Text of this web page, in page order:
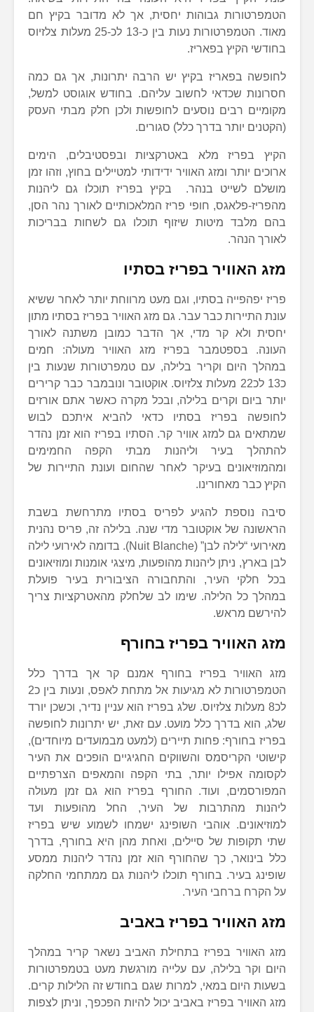
הטמפרטורות גבוהות יחסית, אך לא מדובר בקיץ חם
מאוד. הטמפרטורות נעות בין כ-13 לכ-25 מעלות צלזיוס
בחודשי הקיץ בפאריז.
לחופשה בפאריז בקיץ יש הרבה יתרונות, אך גם כמה
חסרונות שכדאי לחשוב עליהם. בחודש אוגוסט למשל,
מקומיים רבים נוסעים לחופשות ולכן חלק מבתי העסק
(הקטנים יותר בדרך כלל) סגורים.
הקיץ בפריז מלא באטרקציות ובפסטיבלים, הימים
ארוכים יותר ומזג האוויר ידידותי למטיילים בחוץ, וזהו זמן
מושלם לשייט בנהר. בקיץ בפריז תוכלו גם ליהנות
מהפריז-פלאגס, חופי פריז המלאכותיים לאורך נהר הסן,
בהם מלבד מיטות שיזוף תוכלו גם לשחות בבריכות
לאורך הנהר.
מזג האוויר בפריז בסתיו
פריז יפהפייה בסתיו, וגם מעט מרווחת יותר לאחר ששיא
עונת התיירות כבר עבר. גם מזג האוויר בפריז בסתיו מתון
יחסית ולא קר מדי, אך הדבר כמובן משתנה לאורך
העונה. בספטמבר בפריז מזג האוויר מעולה: חמים
במהלך היום וקריר בלילה, עם טמפרטורות שנעות בין
כ13 לכ22 מעלות צלזיוס. אוקטובר ונובמבר כבר קרירים
יותר ביום וקרים בלילה, ובכל מקרה כאשר אתם אורזים
לחופשה בפריז בסתיו כדאי להביא איתכם לבוש
שמתאים גם למזג אוויר קר. הסתיו בפריז הוא זמן נהדר
להתהלך בעיר וליהנות מבתי הקפה החמימים
ומהמוזיאונים בעיקר לאחר שהחום ועונת התיירות של
הקיץ כבר מאחורינו.
סיבה נוספת להגיע לפריס בסתיו מתרחשת בשבת
הראשונה של אוקטובר מדי שנה. בלילה זה, פריס נהנית
מאירועי “לילה לבן” (Nuit Blanche). בדומה לאירועי לילה
לבן בארץ, ניתן ליהנות מהופעות, מיצגי אומנות ומוזיאונים
בכל חלקי העיר, והתחבורה הציבורית בעיר פועלת
במהלך כל הלילה. שימו לב שלחלק מהאטרקציות צריך
להירשם מראש.
מזג האוויר בפריז בחורף
מזג האוויר בפריז בחורף אמנם קר אך בדרך כלל
הטמפרטורות לא מגיעות אל מתחת לאפס, ונעות בין כ2
לכ8 מעלות צלזיוס. שלג בפריז הוא עניין נדיר, וכשכן יורד
שלג, הוא בדרך כלל מועט. עם זאת, יש יתרונות לחופשה
בפריז בחורף: פחות תיירים (למעט מבמועדים מיוחדים),
קישוטי הקריסמס והשווקים החגיגיים הופכים את העיר
לקסומה אפילו יותר, בתי הקפה והמאפים הצרפתיים
המפורסמים, ועוד. החורף בפריז הוא גם זמן מעולה
ליהנות מהתרבות של העיר, החל מהופעות ועד
למוזיאונים. אוהבי השופינג ישמחו לשמוע שיש בפריז
שתי תקופות של סיילים, ואחת מהן היא בחורף, בדרך
כלל בינואר, כך שהחורף הוא זמן נהדר ליהנות ממסע
שופינג בעיר. בחורף תוכלו ליהנות גם ממתחמי החלקה
על הקרח ברחבי העיר.
מזג האוויר בפריז באביב
מזג האוויר בפריז בתחילת האביב נשאר קריר במהלך
היום וקר בלילה, עם עלייה מורגשת מעט בטמפרטורות
בשעות היום במאי, למרות שגם בחודש זה הלילות קרים.
מזג האוויר בפריז באביב יכול להיות הפכפך, וניתן לצפות